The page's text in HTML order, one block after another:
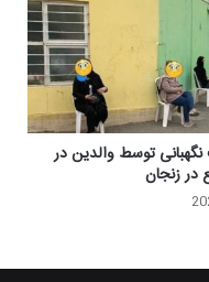
توسط والدین در
در زنجان